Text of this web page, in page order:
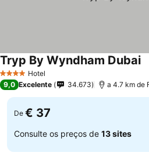
4 EstrelasHotel
Tryp By Wyndham Dubai
9,0 Excelente 34.673 a 4.7 km de
De € 37
Consulte os preços de 13 sites